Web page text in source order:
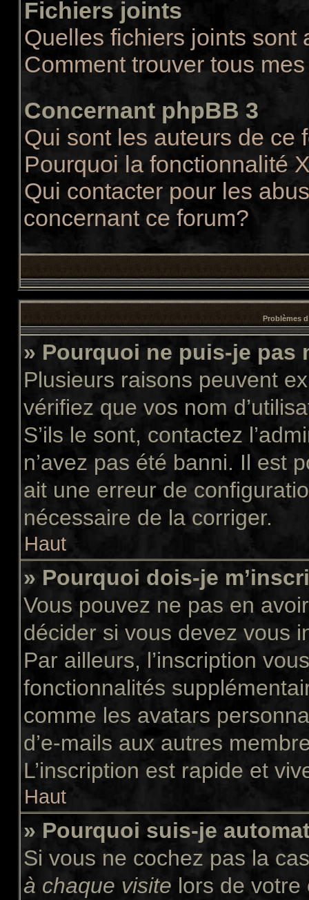
Fichiers joints
Quelles fichiers joints sont
Comment trouver tous
Concernant phpBB 3
Qui sont les auteurs de ce
Pourquoi la fonctionnalité
Qui contacter pour les
concernant ce forum?
Problèmes
» Pourquoi ne puis-je pas
Plusieurs raisons peuvent
vérifiez que vos nom
S’ils le sont, contactez
n’avez pas été banni. Il est
ait une erreur de
nécessaire de la corriger.
Haut
» Pourquoi dois-je
Vous pouvez ne pas en
décider si vous devez vous
Par ailleurs, l’inscription
fonctionnalités
comme les avatars
d’e-mails aux autres
L’inscription est rapide et
Haut
» Pourquoi suis-je
Si vous ne cochez pas la
à chaque visite lors de votre